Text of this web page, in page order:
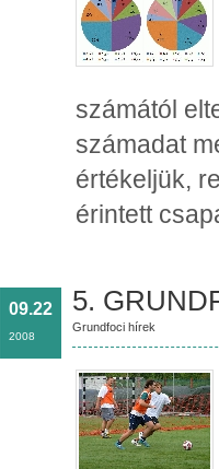
számától
számadat
értékeljük,
érintett
09.22
2008
5.
Grundfoci hírek